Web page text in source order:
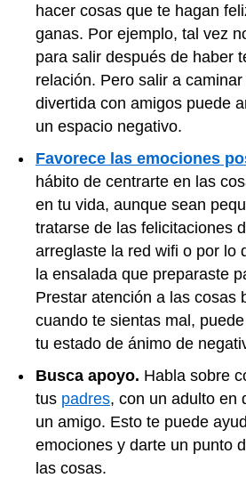
hacer cosas que te hagan
ganas. Por ejemplo, tal vez
para salir después de haber
relación. Pero salir a
divertida con amigos puede
un espacio negativo.
Favorece las emociones
hábito de centrarte en las
en tu vida, aunque sean
tratarse de las felicitaciones
arreglaste la red wifi o por lo
la ensalada que preparaste
Prestar atención a las cosas
cuando te sientas mal,
tu estado de ánimo de
Busca apoyo. Habla sobre
tus padres, con un adulto en
un amigo. Esto te puede
emociones y darte un punto
las cosas.